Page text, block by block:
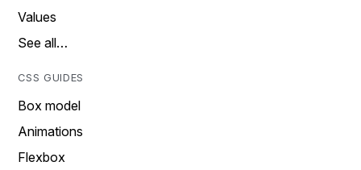
Values
See all…
CSS GUIDES
Box model
Animations
Flexbox